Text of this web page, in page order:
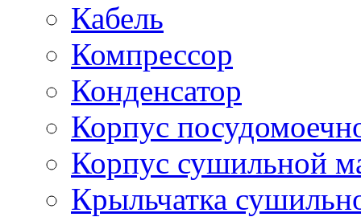
Кабель
Компрессор
Конденсатор
Корпус
Корпус сушильной
Крыльчатка